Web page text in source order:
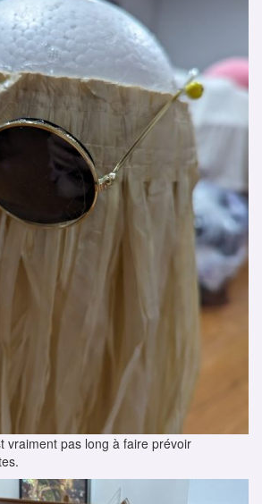
vraiment pas long à faire prévoir